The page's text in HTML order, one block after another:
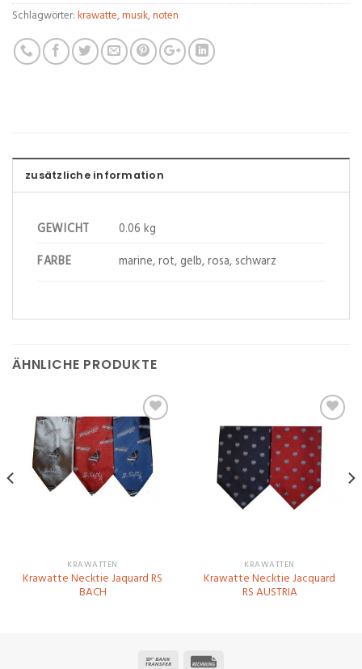
Schlagwörter: krawatte,musik,noten
zusätzliche information
GEWICHT
0.06 kg
FARBE
marine, rot, gelb, rosa, schwarz
ÄHNLICHE PRODUKTE
Zu
Wunschliste
hinzufügen
KRAWATTEN
Krawatte Necktie Jaquard RS
BACH
Zu
Wunschliste
hinzufügen
KRAWATTEN
Krawatte Necktie Jacquard
RS AUSTRIA